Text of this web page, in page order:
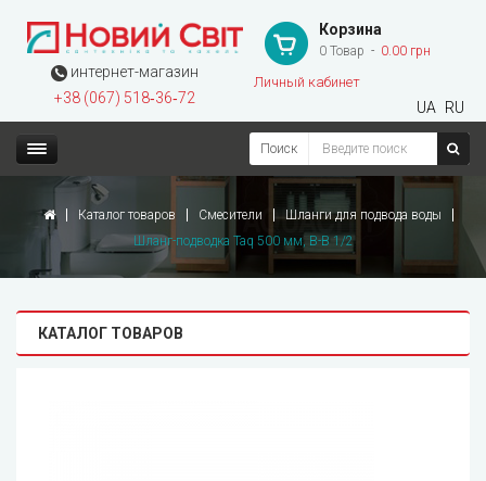
интернет-магазин
+38 (067) 518‑36‑72
Корзина
0 Товар 0.00 грн
Личный кабинет
UA RU
Поиск
Каталог товаров Смесители
Шланги для подвода воды
Шланг-подводка Taq 500 мм, В-В 1/2
КАТАЛОГ ТОВАРОВ